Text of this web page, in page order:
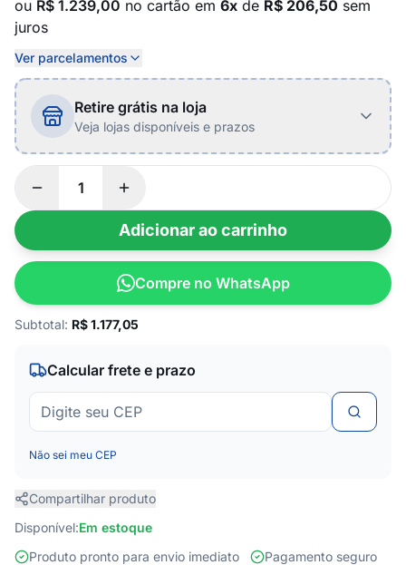
ou R$ 1.239,00 no cartão em 6x de R$ 206,50 sem
juros
Ver parcelamentos
Retire grátis na loja
Veja lojas disponíveis e prazos
Adicionar ao carrinho
Compre no WhatsApp
Subtotal: R$1.177,05
Calcular frete e prazo
Não sei meu CEP
Compartilhar produto
Disponível:Em estoque
Produto pronto para envio imediato
Pagamento seguro